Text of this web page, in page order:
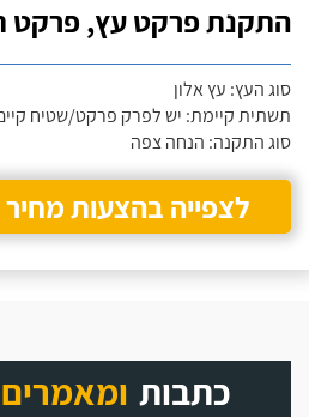
התקנת פרקט עץ, פרקט
סוג העץ: עץ אלון
תשתית קיימת: יש לפרק פרקט/שטיח
סוג התקנה: הנחה צפה
לצפייה בהצעות מחיר
כתבות ומאמרים